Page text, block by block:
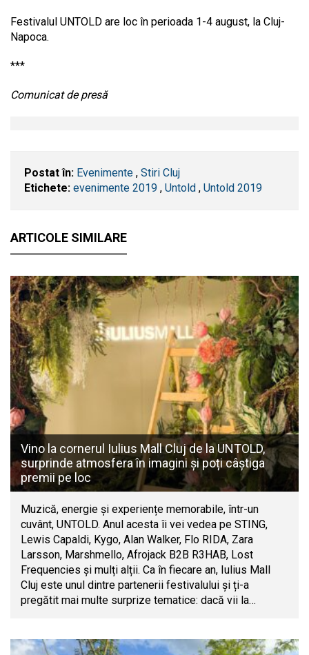
Festivalul UNTOLD are loc în perioada 1-4 august, la Cluj-
Napoca.
***
Comunicat de presă
Postat în: Evenimente , Stiri Cluj
Etichete: evenimente 2019 , Untold , Untold 2019
ARTICOLE SIMILARE
Vino la cornerul Iulius Mall Cluj de la UNTOLD,
surprinde atmosfera în imagini și poți câștiga
premii pe loc
Muzică, energie și experiențe memorabile, într-un
cuvânt, UNTOLD. Anul acesta îi vei vedea pe STING,
Lewis Capaldi, Kygo, Alan Walker, Flo RIDA, Zara
Larsson, Marshmello, Afrojack B2B R3HAB, Lost
Frequencies și mulți alții. Ca în fiecare an, Iulius Mall
Cluj este unul dintre partenerii festivalului și ți-a
pregătit mai multe surprize tematice: dacă vii la…